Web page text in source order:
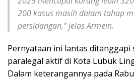
200 kasus masih dalam tahap
persidangan,” jelas Armein.
Pernyataan ini lantas ditanggapi
paralegal aktif di Kota Lubuk
Dalam keterangannya pada